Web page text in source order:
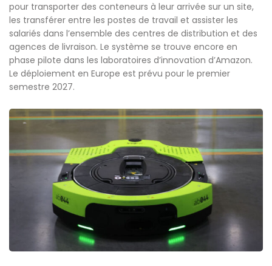
pour transporter des conteneurs à leur arrivée sur un site,
les transférer entre les postes de travail et assister les
salariés dans l’ensemble des centres de distribution et des
agences de livraison. Le système se trouve encore en
phase pilote dans les laboratoires d’innovation d’Amazon.
Le déploiement en Europe est prévu pour le premier
semestre 2027.